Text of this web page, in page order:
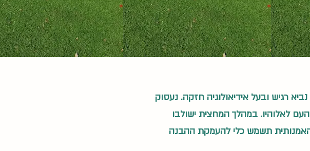
רגיש ובעל אידיאולוגיה חזקה. נעסוק
לאלוהיו. במהלך המחצית ישולבו
האמנותית תשמש כלי להעמקת ההבנה